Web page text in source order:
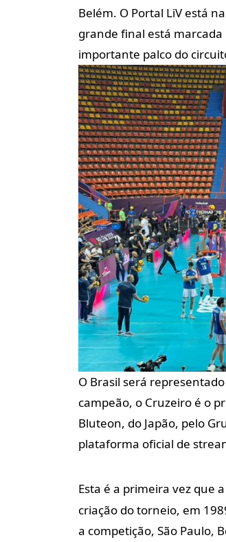
Belém. O Portal LiV está
grande final está
importante palco do
O Brasil será
campeão, o Cruzeiro é o
Bluteon, do Japão, pelo
plataforma oficial de
Esta é a primeira vez que
criação do torneio, em
a competição, São Paulo,